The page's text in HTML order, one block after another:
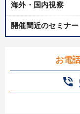
海外・国内視察
開催間近のセミナー
お電
phone_in_talk